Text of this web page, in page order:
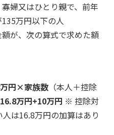
婦又はひとり親で、前年
万円以下の人
が、次の算式で求めた額
円×家族数 （本人＋控除
万円+10万円 ※ 控除対
は16.8万円の加算はあり